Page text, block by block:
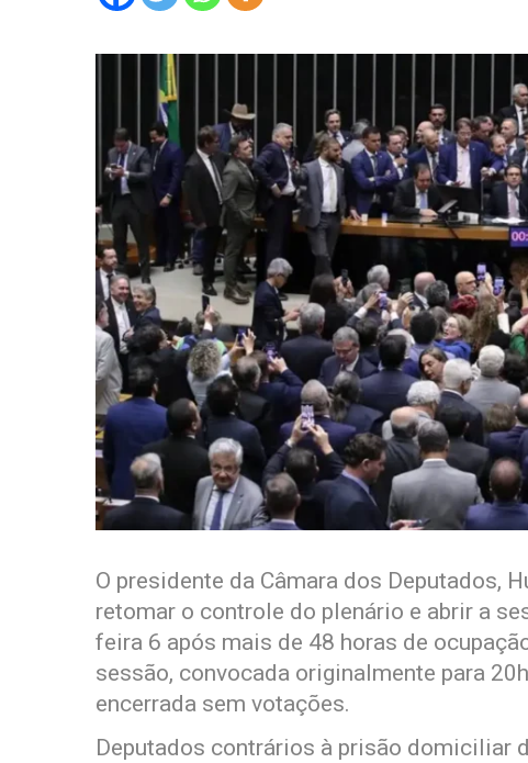
O presidente da Câmara dos Deputados,
retomar o controle do plenário e abrir a
feira 6 após mais de 48 horas de
sessão, convocada originalmente para
encerrada sem votações.
Deputados contrários à prisão domiciliar